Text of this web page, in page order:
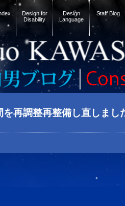
Design for
Disability
Design
Language
Staff Blog
を再調整再整備し直しまし